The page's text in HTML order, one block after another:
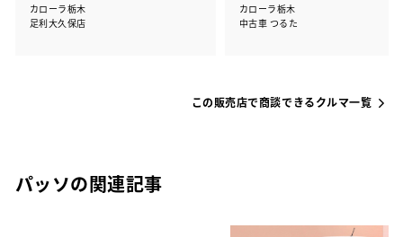
カローラ栃木
足利大久保店
カローラ栃木
中古車 つるた
この販売店で商談できるクルマ一覧
パッソの関連記事